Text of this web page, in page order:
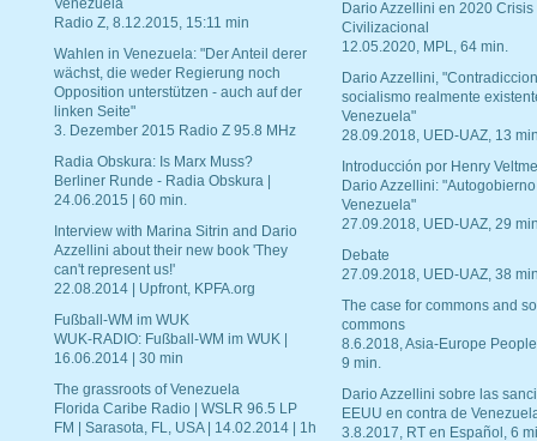
Venezuela
Radio Z, 8.12.2015, 15:11 min
Wahlen in Venezuela: "Der Anteil derer
wächst, die weder Regierung noch
Opposition unterstützen - auch auf der
linken Seite"
3. Dezember 2015 Radio Z 95.8 MHz
Radia Obskura: Is Marx Muss?
Berliner Runde - Radia Obskura |
24.06.2015 | 60 min.
Interview with Marina Sitrin and Dario
Azzellini about their new book 'They
can't represent us!'
22.08.2014 | Upfront, KPFA.org
Fußball-WM im WUK
WUK-RADIO: Fußball-WM im WUK |
16.06.2014 | 30 min
The grassroots of Venezuela
Florida Caribe Radio | WSLR 96.5 LP
FM | Sarasota, FL, USA | 14.02.2014 | 1h
Dario Azzellini en 2020 Crisis
Civilizacional
12.05.2020, MPL, 64 min.
Dario Azzellini,
socialismo realmente
Venezuela"
28.09.2018, UED-UAZ, 13
Introducción por Henry
Dario Azzellini:
Venezuela"
27.09.2018, UED-UAZ, 29
Debate
27.09.2018, UED-UAZ, 38
The case for commons and
commons
8.6.2018, Asia-Europe
9 min.
Dario Azzellini sobre las
EEUU en contra de
3.8.2017, RT en Español, 6